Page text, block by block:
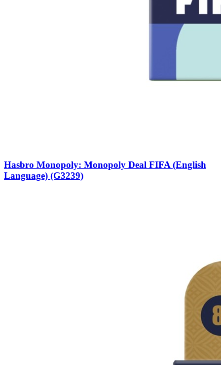
Hasbro Monopoly: Monopoly Deal FIFA (English
Language) (G3239)